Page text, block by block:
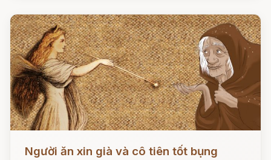
Người ăn xin già và cô tiên tốt bụng